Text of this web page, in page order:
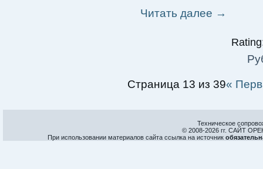
Читать далее →
Страница 13 из 39«
Техническое
© 2008-2026 гг. САЙТ
При использовании материалов сайта ссылка на источник